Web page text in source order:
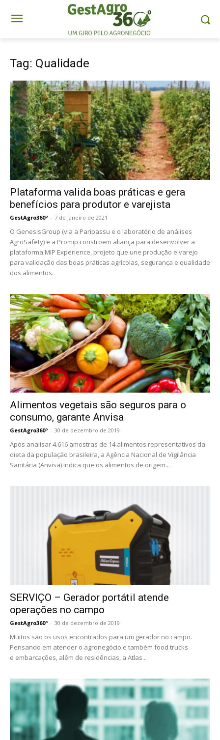
Tag: Qualidade
Plataforma valida boas práticas e gera
benefícios para produtor e varejista
GestAgro360º - 7 de janeiro de 2021
O GenesisGroup (via a Paripassu e o laboratório de análises
AgroSafety) e a Promip constroem aliança para desenvolver a
plataforma MIP Experience, projeto que une produção e varejo
para validação das boas práticas agrícolas, segurança e qualidade
dos alimentos.
Alimentos vegetais são seguros para o
consumo, garante Anvisa
GestAgro360º - 30 de dezembro de 2019
Após analisar 4.616 amostras de 14 alimentos representativos da
dieta da população brasileira, a Agência Nacional de Vigilância
Sanitária (Anvisa) indica que os alimentos de origem...
SERVIÇO – Gerador portátil atende
operações no campo
GestAgro360º - 30 de dezembro de 2019
Muitos são os usos encontrados para um gerador no campo.
Pensando em atender o agronegócio e também food trucks
e embarcações, além de residências, a Atlas...